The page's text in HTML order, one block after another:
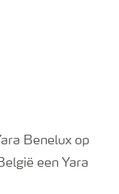
Benelux op
een Yara